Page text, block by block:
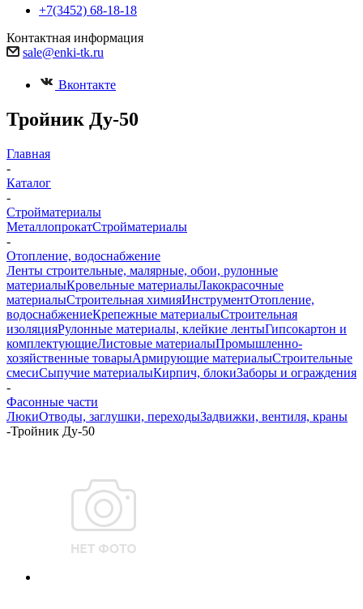
+7(3452) 68-18-18
Контактная информация
sale@enki-tk.ru
Вконтакте
Тройник Ду-50
Главная
-
Каталог
-
Стройматериалы
МеталлопрокатСтройматериалы
-
Отопление, водоснабжение
Ленты строительные, малярные, обои, рулонные
материалыКровельные материалыЛакокрасочные
материалыСтроительная химияИнструментОтопление,
водоснабжениеКрепежные материалыСтроительная
изоляцияРулонные материалы, клейкие лентыГипсокартон и
комплектующиеЛистовые материалыПромышленно-
хозяйственные товарыАрмирующие материалыСтроительные
смесиСыпучие материалыКирпич, блокиЗаборы и ограждения
-
Фасонные части
ЛюкиОтводы, заглушки, переходыЗадвижки, вентиля, краны
-Тройник Ду-50